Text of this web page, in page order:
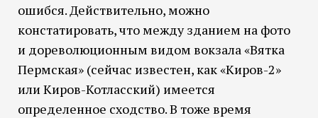
ошибся. Действительно, можно
констатировать, что между зданием на фото
и дореволюционным видом вокзала «Вятка
Пермская» (сейчас известен, как «Киров-2»
или Киров-Котласский) имеется
определенное сходство. В тоже время